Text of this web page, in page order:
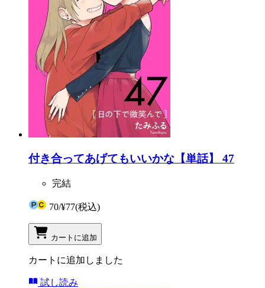
付き合ってあげてもいいかな【単話】 47
完結
70/¥77(税込)
カートに追加
カートに追加しました
試し読み